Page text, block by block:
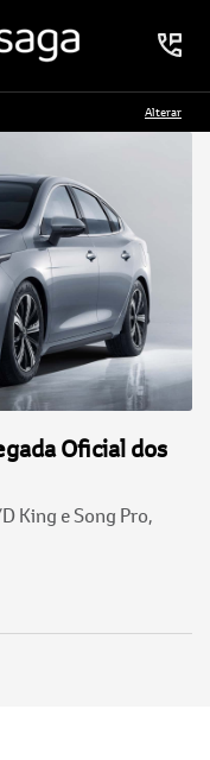
Alterar
Oficial dos
King e Song Pro,